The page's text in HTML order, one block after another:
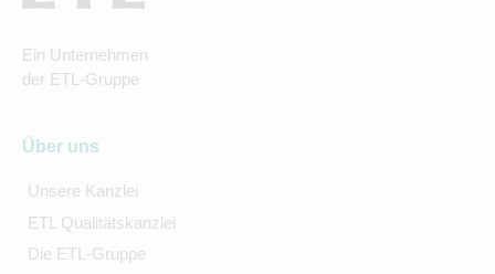
Ein Unternehmen
der ETL-Gruppe
Über uns
Unsere Kanzlei
ETL Qualitätskanzlei
Die ETL-Gruppe